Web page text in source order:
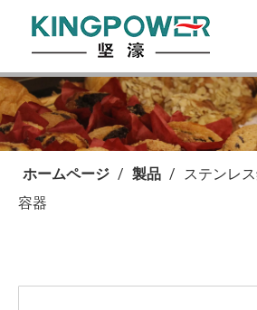
ホームページ / 製品 /
ステンレ
容器